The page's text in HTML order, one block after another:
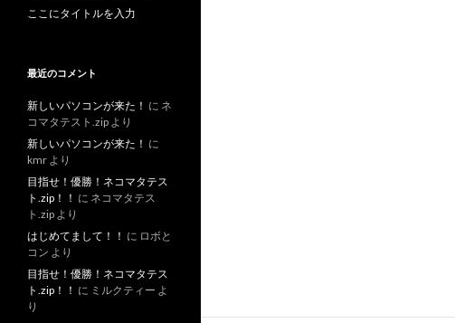
ここにタイトルを入力
最近のコメント
新しいパソコンが来た！ に ネ
コマタテスト.zip より
新しいパソコンが来た！ に
kmr より
目指せ！優勝！ネコマタテス
ト.zip！！ に ネコマタテス
ト.zip より
はじめてまして！！ に ロボと
コン より
目指せ！優勝！ネコマタテス
ト.zip！！ に ミルクティー よ
り